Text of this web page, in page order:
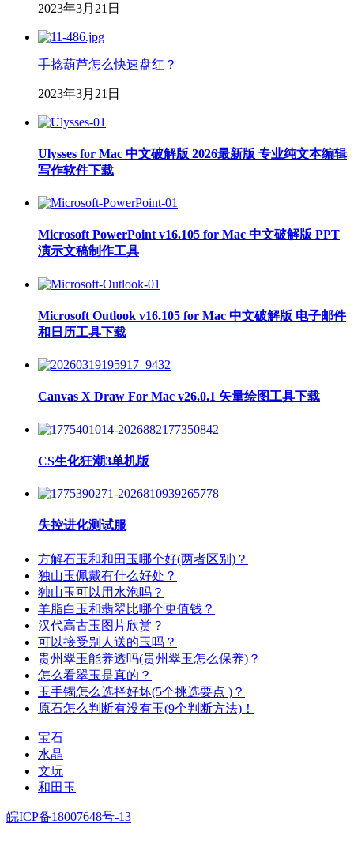
2023年3月21日
手捻葫芦怎么快速盘红？
2023年3月21日
Ulysses for Mac 中文破解版 2026最新版 专业纯文本编辑
写作软件下载
Microsoft PowerPoint v16.105 for Mac 中文破解版 PPT
演示文稿制作工具
Microsoft Outlook v16.105 for Mac 中文破解版 电子邮件
和日历工具下载
Canvas X Draw For Mac v26.0.1 矢量绘图工具下载
CS生化狂潮3单机版
失控进化测试服
方解石玉和和田玉哪个好(两者区别)？
独山玉佩戴有什么好处？
独山玉可以用水泡吗？
羊脂白玉和翡翠比哪个更值钱？
汉代高古玉图片欣赏？
可以接受别人送的玉吗？
贵州翠玉能养透吗(贵州翠玉怎么保养)？
怎么看翠玉是真的？
玉手镯怎么选择好坏(5个挑选要点 )？
原石怎么判断有没有玉(9个判断方法)！
宝石
水晶
文玩
和田玉
皖ICP备18007648号-13